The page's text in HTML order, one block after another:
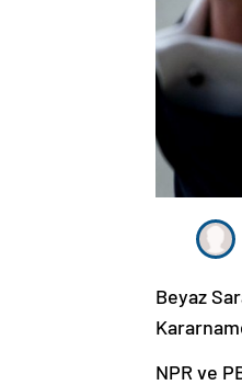
Beyaz
NPR ve